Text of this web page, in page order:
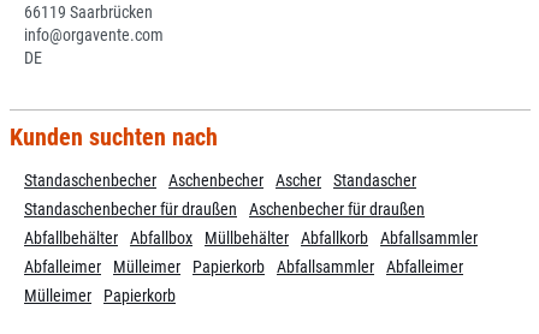
66119 Saarbrücken
info@orgavente.com
DE
Kunden suchten nach
Standaschenbecher Aschenbecher Ascher
Standascher
Standaschenbecher für draußen
Aschenbecher für draußen
Abfallbehälter
Abfallbox Müllbehälter Abfallkorb
Abfallsammler
Abfalleimer
Mülleimer Papierkorb Abfallsammler
Abfalleimer
Mülleimer
Papierkorb